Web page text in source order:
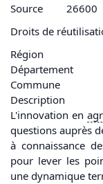
Source
26600
Droits de
Région
Département
Commune
Description
L'innovation en
questions auprès
à connaissance
pour lever les
une dynamique